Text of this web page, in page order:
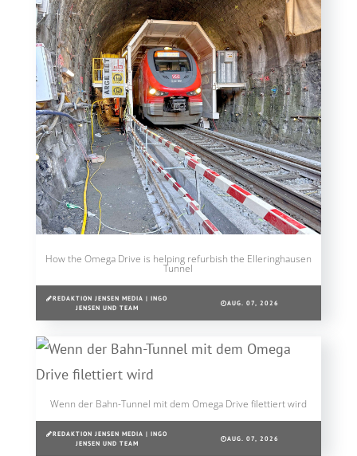
How the Omega Drive is helping refurbish the Elleringhausen
Tunnel
REDAKTION JENSEN MEDIA | INGO
JENSEN UND TEAM
AUG. 07, 2026
Wenn der Bahn-Tunnel mit dem Omega Drive filettiert wird
REDAKTION JENSEN MEDIA | INGO
JENSEN UND TEAM
AUG. 07, 2026